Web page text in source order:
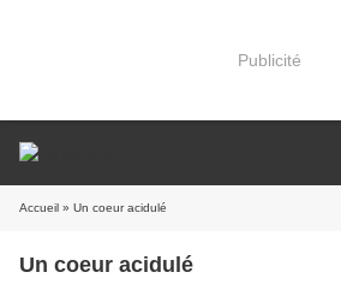
Publicité
Accueil » Un coeur acidulé
Un coeur acidulé